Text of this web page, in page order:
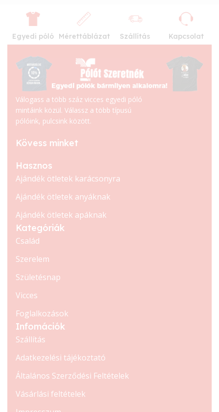
Egyedi póló Mérettáblázat Szállítás Kapcsolat
Válogass a több száz vicces egyedi póló
mintáink közül. Válassz a több típusú
pólóink, pulcsink között.
Kövess minket
Hasznos
Ajándék ötletek karácsonyra
Ajándék ötletek anyáknak
Ajándék ötletek apáknak
Kategóriák
Család
Szerelem
Születésnap
Vicces
Foglalkozások
Infomációk
Szállítás
Adatkezelési tájékoztató
Általános Szerződési Feltételek
Vásárlási feltételek